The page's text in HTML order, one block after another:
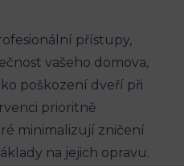
přístupy,
​vašeho domova,
poškození dveří při
⁢prioritně
minimalizují zničení
na jejich opravu.